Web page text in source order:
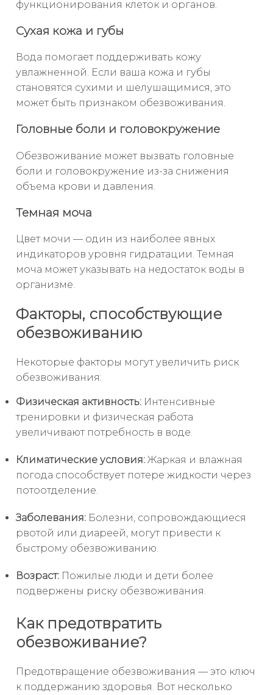
функционирования клеток и органов.
Сухая кожа и губы
Вода помогает поддерживать кожу
увлажненной. Если ваша кожа и губы
становятся сухими и шелушащимися, это
может быть признаком обезвоживания.
Головные боли и головокружение
Обезвоживание может вызвать головные
боли и головокружение из-за снижения
объема крови и давления.
Темная моча
Цвет мочи — один из наиболее явных
индикаторов уровня гидратации. Темная
моча может указывать на недостаток воды в
организме.
Факторы, способствующие
обезвоживанию
Некоторые факторы могут увеличить риск
обезвоживания:
Физическая активность: Интенсивные
тренировки и физическая работа
увеличивают потребность в воде.
Климатические условия: Жаркая и влажная
погода способствует потере жидкости через
потоотделение.
Заболевания: Болезни, сопровождающиеся
рвотой или диареей, могут привести к
быстрому обезвоживанию.
Возраст: Пожилые люди и дети более
подвержены риску обезвоживания.
Как предотвратить
обезвоживание?
Предотвращение обезвоживания — это ключ
к поддержанию здоровья. Вот несколько